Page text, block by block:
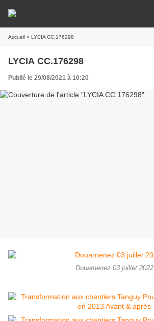
Accueil » LYCIA CC.176298
LYCIA CC.176298
Publié le 29/08/2021 à 10:20
Douarnenez 03 juillet 2022